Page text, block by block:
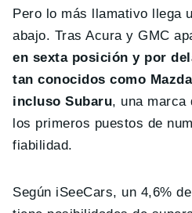
Pero lo más llamativo llega
abajo. Tras Acura y GMC
en sexta posición y por
tan conocidos como
incluso Subaru, una marca
los primeros puestos de
fiabilidad.
Según iSeeCars, un 4,6%